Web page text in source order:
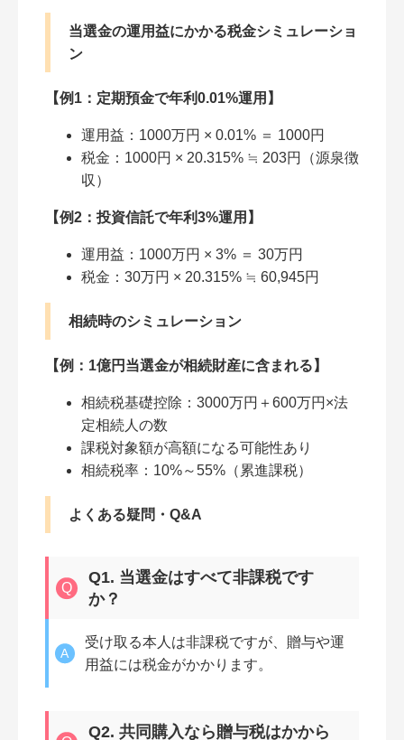
当選金の運用益にかかる税金シミュレーショ
ン
【例1：定期預金で年利0.01%運用】
運用益：1000万円 × 0.01% ＝ 1000円
税金：1000円 × 20.315% ≒ 203円（源泉徴
収）
【例2：投資信託で年利3%運用】
運用益：1000万円 × 3% ＝ 30万円
税金：30万円 × 20.315% ≒ 60,945円
相続時のシミュレーション
【例：1億円当選金が相続財産に含まれる】
相続税基礎控除：3000万円＋600万円×法
定相続人の数
課税対象額が高額になる可能性あり
相続税率：10%～55%（累進課税）
よくある疑問・Q&A
Q1. 当選金はすべて非課税です
か？
受け取る本人は非課税ですが、贈与や運
用益には税金がかかります。
Q2. 共同購入なら贈与税はかから